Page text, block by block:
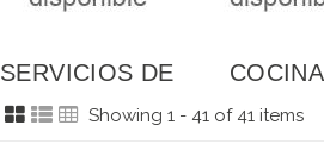
SERVICIOS DE
LLANESShowing 1 - 41 of 41 items